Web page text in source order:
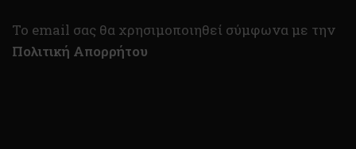
To email σας θα χρησιμοποιηθεί σύμφωνα με την
Πολιτική Απορρήτου